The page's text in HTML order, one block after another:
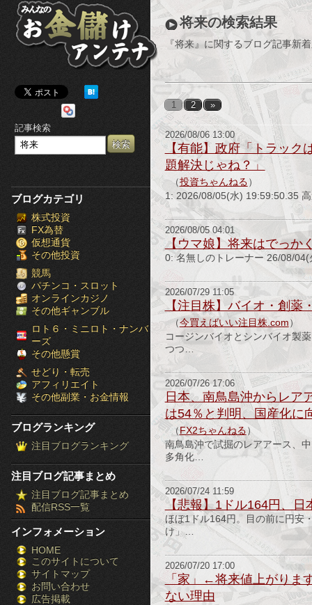
み
ん
な
の
お
金
儲
け
ア
ン
テ
ナ
［ブ
ロ
グ
ラ
ン
キ
ン
グ］-
株
FX
競
記事検索
ブログカテゴリ
株式投資
FX為替
仮想通貨
その他投資
競馬
パチンコ・スロット
オンラインカジノ
その他ギャンブル
ロト６・ミニロト・ナンバ
ーズ
その他懸賞
せどり・転売
アフィリエイト
その他副業・お金情報
ブログランキング
注目ブログランキング
注目ブログ記事まとめ
注目ブログ記事まとめ
配信RSS一覧
インフォメーション
HOME
このサイトについて
サイトマップ
お問い合わせ
広告掲載
将来の検索結果
『将来』に関するブログ記事新
1 2 »
2026/08/06 13:00
【有能】政府「トラック
題解決じゃね？」
（投資ちゃんねる）
1: 2026/08/05(水) 19:59:50.35
2026/08/05 04:01
【ウマ娘】将来はでっか
0: 名無しのトレーナー 26/08/
2026/07/29 11:05
【注目株】バイオ・創薬
（今買えばいい注目株.com）
コージンバイオとシンバイオ製
つつ…
2026/07/26 17:06
日本、南鳥島沖からレア
は54％と判明、国産化に
（FX2ちゃんねる）
南鳥島沖で試掘のレアアース、
多角化…
2026/07/24 11:59
【悲報】1ドル164円、
ほぼ1ドル164円。目の前に円安
け」…
2026/07/20 17:00
「家」←将来値上がりま
ない理由